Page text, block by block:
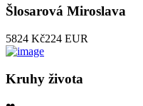
Šlosarová Miroslava
5824 Kč224 EUR
Kruhy života